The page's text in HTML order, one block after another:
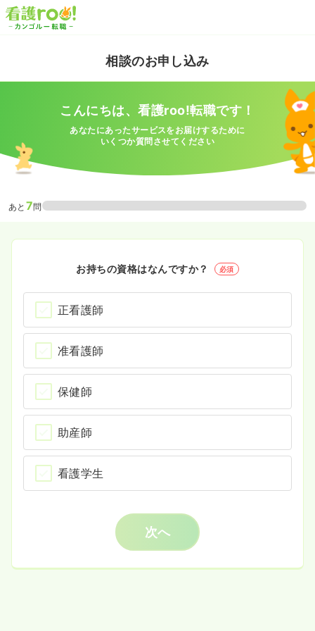
相談のお申し込み
こんにちは、看護roo!転職です！
あなたにあったサービスをお届けするために
いくつか質問させてください
あと 7問
お持ちの資格はなんですか？ 必須
正看護師
准看護師
保健師
助産師
看護学生
次へ